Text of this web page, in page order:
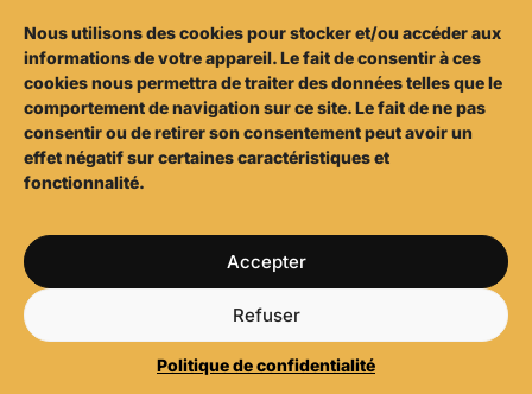
Nous utilisons des cookies pour stocker et/ou accéder aux
informations de votre appareil. Le fait de consentir à ces
cookies nous permettra de traiter des données telles que le
comportement de navigation sur ce site. Le fait de ne pas
consentir ou de retirer son consentement peut avoir un
effet négatif sur certaines caractéristiques et
fonctionnalité.
Accepter
Refuser
Politique de confidentialité
06 46 89 00 65
Prendre un RDV à
Boulogne-sur-Mer